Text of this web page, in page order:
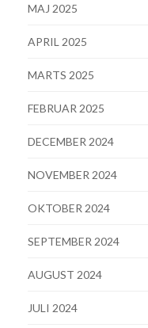
MAJ 2025
APRIL 2025
MARTS 2025
FEBRUAR 2025
DECEMBER 2024
NOVEMBER 2024
OKTOBER 2024
SEPTEMBER 2024
AUGUST 2024
JULI 2024